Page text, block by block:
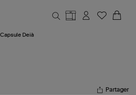
Deià
Partager